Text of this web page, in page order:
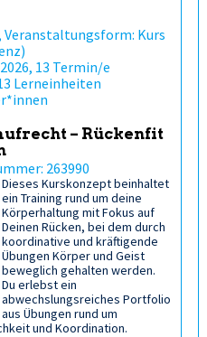
Kurs
13 Termin/e
Lerneinheiten
– Rückenfit
263990
Dieses Kurskonzept beinhaltet
ein Training rund um deine
Körperhaltung mit Fokus auf
Deinen Rücken, bei dem durch
koordinative und kräftigende
Übungen Körper und Geist
beweglich gehalten werden.
Du erlebst ein
abwechslungsreiches Portfolio
aus Übungen rund um
und Koordination.